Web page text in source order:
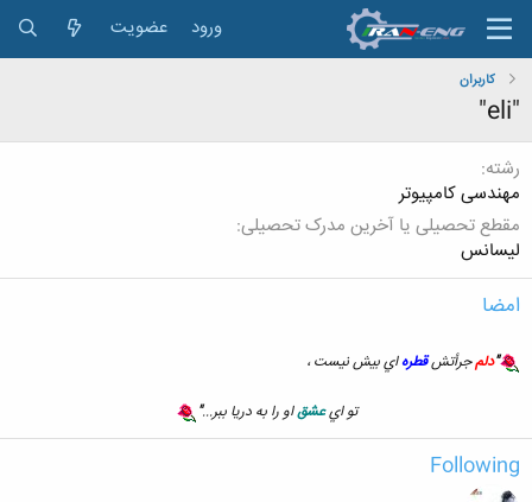
ورود عضویت
کاربران
"eli"
رشته
مهندسی کامپیوتر
مقطع تحصیلی یا آخرین مدرک تحصیلی
لیسانس
امضا
"دلمجرأتشقطرهاي بيش نيست.،
تو ايعشقاو را به دريا ببر..."
Following